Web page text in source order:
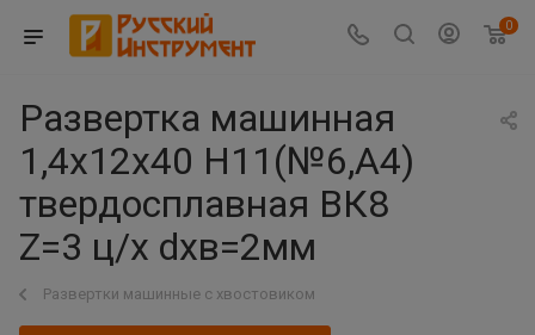
0
Развертка машинная
1,4х12х40 Н11(№6,А4)
твердосплавная ВК8
Z=3 ц/х dхв=2мм
Развертки машинные с хвостовиком